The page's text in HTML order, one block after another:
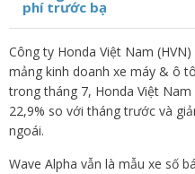
phí trước bạ
Công ty Honda Việt Nam
mảng kinh doanh xe máy & ô
trong tháng 7, Honda Việt
22,9% so với tháng trước và
ngoái.
Wave Alpha vẫn là mẫu xe số